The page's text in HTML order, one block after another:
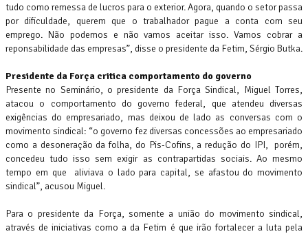
tudo como remessa de lucros para o exterior. Agora, quando o setor passa
por dificuldade, querem que o trabalhador pague a conta com seu
emprego. Não podemos e não vamos aceitar isso. Vamos cobrar a
reponsabilidade das empresas”, disse o presidente da Fetim, Sérgio Butka.
Presidente da Força critica comportamento do governo
Presente no Seminário, o presidente da Força Sindical, Miguel Torres,
atacou o comportamento do governo federal, que atendeu diversas
exigências do empresariado, mas deixou de lado as conversas com o
movimento sindical: “o governo fez diversas concessões ao empresariado
como a desoneração da folha, do Pis-Cofins, a redução do IPI, porém,
concedeu tudo isso sem exigir as contrapartidas sociais. Ao mesmo
tempo em que aliviava o lado para capital, se afastou do movimento
sindical”, acusou Miguel.
Para o presidente da Força, somente a união do movimento sindical,
através de iniciativas como a da Fetim é que irão fortalecer a luta pela